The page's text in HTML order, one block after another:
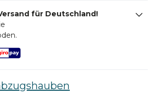
für Deutschland!